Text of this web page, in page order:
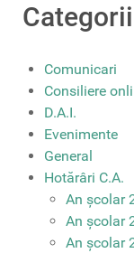
Categorii
Comunicari
Consiliere
D.A.I.
Evenimente
General
Hotărâri C.A.
An școlar
An școlar
An școlar